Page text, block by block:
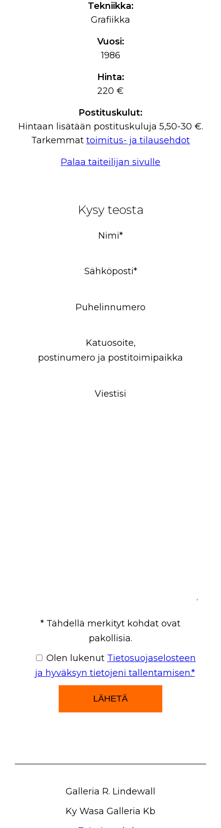
Tekniikka:
Grafiikka
Vuosi:
1986
Hinta:
220 €
Postituskulut:
Hintaan lisätään postituskuluja 5,50-30 €.
Tarkemmat toimitus- ja tilausehdot
Palaa taiteilijan sivulle
Kysy teosta
Nimi*
Sähköposti*
Puhelinnumero
Katuosoite,
postinumero ja postitoimipaikka
Viestisi
Please
field
empty.
* Tähdellä merkityt kohdat ovat
pakollisia.
Olen lukenut Tietosuojaselosteen
ja hyväksyn tietojeni tallentamisen.*
Galleria R. Lindewall
Ky Wasa Galleria Kb